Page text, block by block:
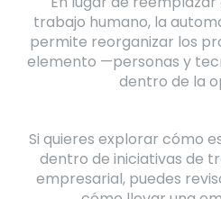
trabajo humano, la
permite reorganizar los
elemento —personas y
dentro de la
Si quieres explorar cómo
dentro de iniciativas de
empresarial, puedes